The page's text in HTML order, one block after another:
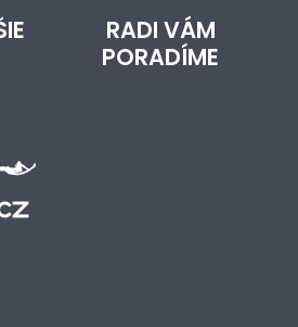
RADI VÁM
PORADÍME